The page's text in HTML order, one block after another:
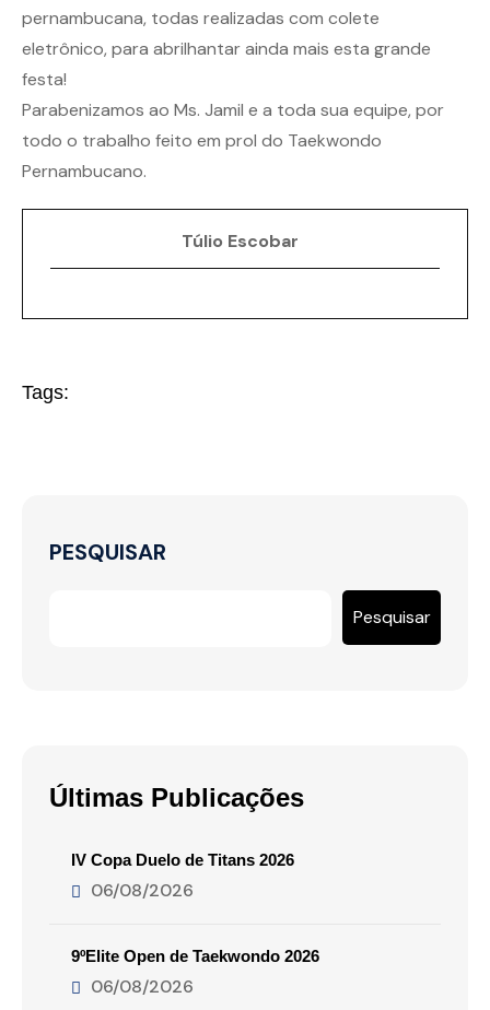
pernambucana, todas realizadas com colete
eletrônico, para abrilhantar ainda mais esta grande
festa!
Parabenizamos ao Ms. Jamil e a toda sua equipe, por
todo o trabalho feito em prol do Taekwondo
Pernambucano.
Túlio Escobar
Tags:
PESQUISAR
Pesquisar
Últimas Publicações
IV Copa Duelo de Titans 2026
06/08/2026
9ºElite Open de Taekwondo 2026
06/08/2026